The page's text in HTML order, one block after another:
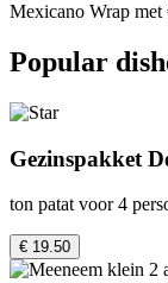
Mexicano Wrap
Popular
Gezinspakket
ton patat voor 4
€ 19.50